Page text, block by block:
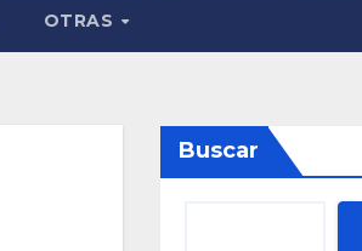
OTRAS
Buscar